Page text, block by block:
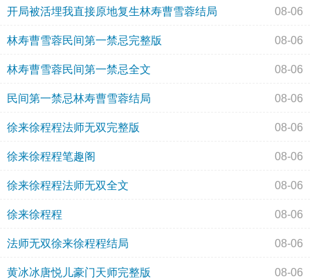
开局被活埋我直接原地复生林寿曹雪蓉结局 08-06
林寿曹雪蓉民间第一禁忌完整版 08-06
林寿曹雪蓉民间第一禁忌全文 08-06
民间第一禁忌林寿曹雪蓉结局 08-06
徐来徐程程法师无双完整版 08-06
徐来徐程程笔趣阁 08-06
徐来徐程程法师无双全文 08-06
徐来徐程程 08-06
法师无双徐来徐程程结局 08-06
黄冰冰唐悦儿豪门天师完整版 08-06